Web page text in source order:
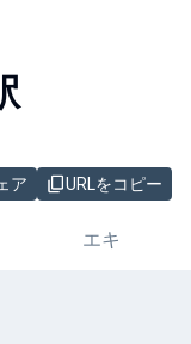
ア URLをコピー
エキ